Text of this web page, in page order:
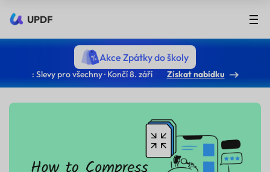
UPDF
Akce Zpátky do školy
: Slevy pro všechny · Končí 8. září Získat nabídku